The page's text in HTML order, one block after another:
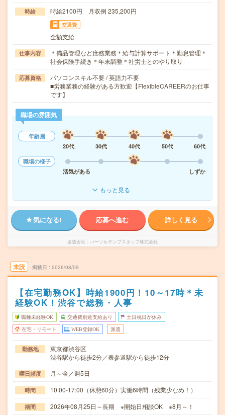
時給 時給2100円 月収例 235,200円
交通費
全額支給
仕事内容
＊備品管理など庶務業務＊給与計算サポート＊勤怠管理＊
社会保険手続き＊年末調整＊社労士とのやり取り
応募資格
パソコンスキル不要 / 英語力不要
■労務業務の経験がある方歓迎【FlexibleCAREERのお仕事
です】
職場の雰囲気
年齢層
20代
30代 40代 50代
60代
職場の様子
活気がある
しずか
もっと見る
気になる! 応募へ進む 詳しく見る
派遣会社 パーソルテンプスタッフ株式会社
未読 掲載日 2026/08/09
【在宅勤務OK】時給1900円！10～17時＊未
経験OK！渋谷で総務・人事
職種未経験OK 交通費別途支給あり 土日祝日が休み
在宅・リモート WEB登録OK 派遣
勤務地
東京都渋谷区
渋谷駅から徒歩2分／表参道駅から徒歩12分
曜日頻度 月～金／週5日
時間 10:00-17:00（休憩60分）実働6時間（残業少なめ！）
期間 2026年08月25日～長期 ※開始日相談OK ※8月～！